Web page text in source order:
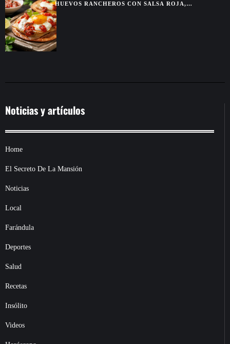
HUEVOS RANCHEROS CON SALSA ROJA,
TORTILLAS DORADAS Y SABOR DE DESAYUNO
MEXICANO
Noticias y artículos
Home
El Secreto De La Mansión
Noticias
Local
Farándula
Deportes
Salud
Recetas
Insólito
Videos